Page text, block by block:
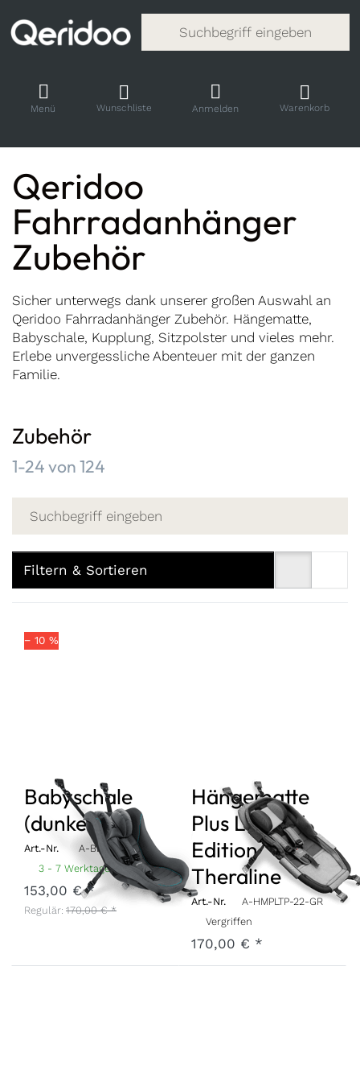
Menü Wunschliste Anmelden Warenkorb
Qeridoo
Fahrradanhänger
Zubehör
Sicher unterwegs dank unserer großen Auswahl an
Qeridoo Fahrradanhänger Zubehör. Hängematte,
Babyschale, Kupplung, Sitzpolster und vieles mehr.
Erlebe unvergessliche Abenteuer mit der ganzen
Familie.
Zubehör
Suchergebnisse:
1-24von124
Filtern & Sortieren
− 10 %
Babyschale
(dunkelgrau)
Art.-Nr.
A-BBSH-22-GR
3 - 7 Werktage
153,00 € *
Regulär: 170,00 € *
Hängematte
Plus Limited
Edition
Theraline
Art.-Nr.
A-HMPLTP-22-GR
Vergriffen
170,00 € *